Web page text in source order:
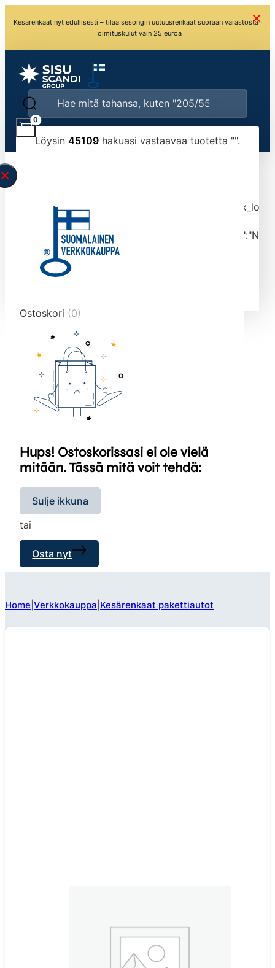
Kesärenkaat nyt edullisesti – tilaa sesongin uutuusrenkaat suoraan varastosta ·
Toimituskulut vain 25 euroa
Löysin 45109 hakuasi vastaavaa tuotetta "".
typed the search query correctly.<br>Currently
tmlmvi","meta_query":
data-original-query-vars="[]" data-page="1"
data-max-pages="4511" data-start="1" data-
end="10">
0
Ostoskori (0)
Hups! Ostoskorissasi ei ole vielä
mitään. Tässä mitä voit tehdä:
Sulje ikkuna
tai
Osta nyt
Home Verkkokauppa Kesärenkaat pakettiautot